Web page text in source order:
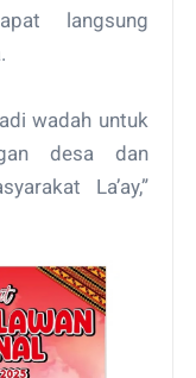
langsung
wadah untuk
desa dan
La’ay,”